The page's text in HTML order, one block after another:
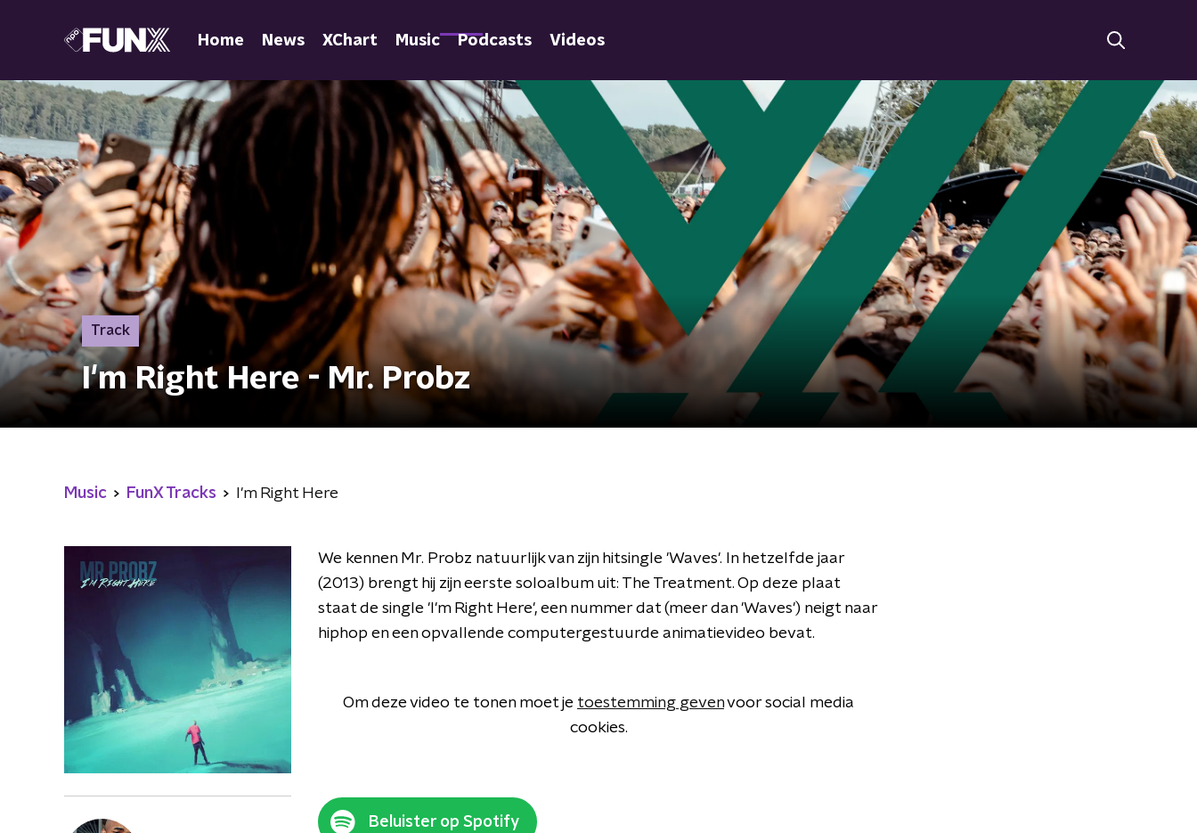
Home News XChart Music Podcasts Videos
Track
I'm Right Here - Mr. Probz
Music FunX Tracks I'm Right Here
We kennen Mr. Probz natuurlijk van zijn hitsingle 'Waves'. In hetzelfde jaar
(2013) brengt hij zijn eerste soloalbum uit: The Treatment. Op deze plaat
staat de single 'I'm Right Here', een nummer dat (meer dan 'Waves') neigt naar
hiphop en een opvallende computergestuurde animatievideo bevat.
Om deze video te tonen moet je toestemming gevenvoor social media
cookies.
Beluister op Spotify